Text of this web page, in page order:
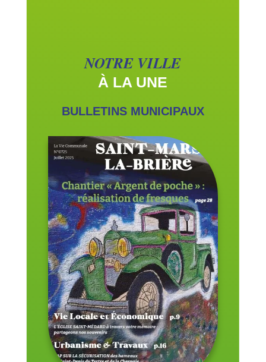
NOTRE VILLE
À LA UNE
BULLETINS MUNICIPAUX